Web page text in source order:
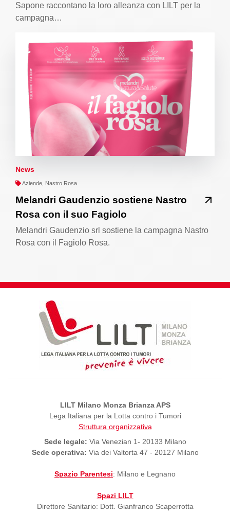
Sapone raccontano la loro alleanza con LILT per la
campagna…
News
Aziende, Nastro Rosa
Melandri Gaudenzio sostiene Nastro
Rosa con il suo Fagiolo
Melandri Gaudenzio srl sostiene la campagna Nastro
Rosa con il Fagiolo Rosa.
LILT Milano Monza Brianza APS
Lega Italiana per la Lotta contro i Tumori
Struttura organizzativa
Sede legale: Via Venezian 1- 20133 Milano
Sede operativa: Via dei Valtorta 47 - 20127 Milano
Spazio Parentesi: Milano e Legnano
Spazi LILT
Direttore Sanitario: Dott. Gianfranco Scaperrotta